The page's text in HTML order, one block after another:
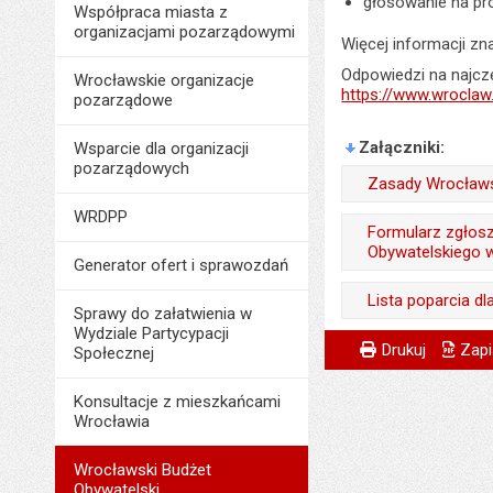
Współpraca miasta z
organizacjami pozarządowymi
Wrocławskie organizacje
pozarządowe
Wsparcie dla organizacji
pozarządowych
WRDPP
Generator ofert i sprawozdań
Sprawy do załatwienia w
Wydziale Partycypacji
Społecznej
Konsultacje z mieszkańcami
Wrocławia
Wrocławski Budżet
Więcej informacji
Odpowiedzi na
https://
Załączniki
Zasady
Odpowiedzialny za
Data wytworzenia:
Opublikował w BIP:
Data
Liczba pobrań:
Formularz
Obywatelskiego
Odpowiedzialny
Data wytworzenia:
Opublikował w BIP:
Lista poparcia
Odpowiedzialny za
Data wytworzenia:
Metryczka
Odpowiedzialny
Powiadom
Drukuj